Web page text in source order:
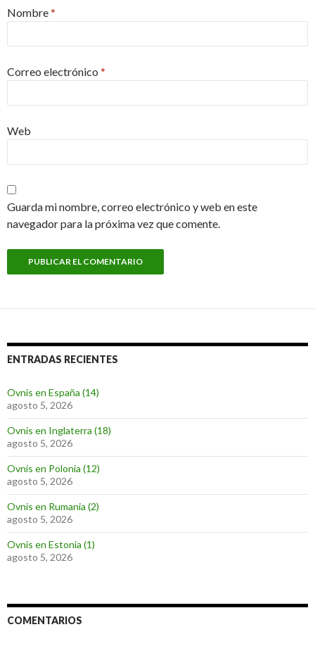
Nombre*
Correo electrónico *
Web
Guarda mi nombre, correo electrónico y web en este
navegador para la próxima vez que comente.
ENTRADAS RECIENTES
Ovnis en España (14)
agosto 5, 2026
Ovnis en Inglaterra (18)
agosto 5, 2026
Ovnis en Polonia (12)
agosto 5, 2026
Ovnis en Rumania (2)
agosto 5, 2026
Ovnis en Estonia (1)
agosto 5, 2026
COMENTARIOS